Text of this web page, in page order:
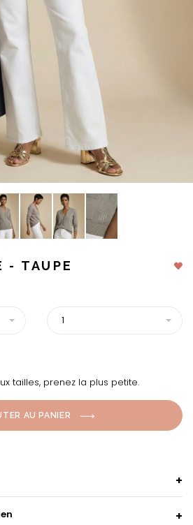
- TAUPE
1
tailles, prenez la plus petite.
AU PANIER